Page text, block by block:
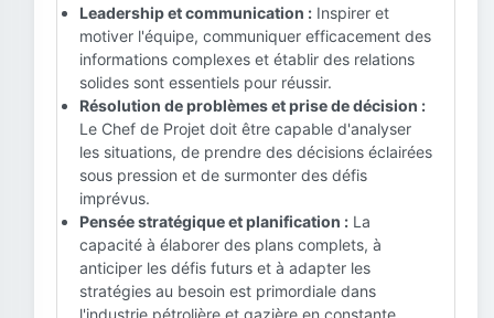
Leadership et communication : Inspirer et
motiver l'équipe, communiquer efficacement des
informations complexes et établir des relations
solides sont essentiels pour réussir.
Résolution de problèmes et prise de décision :
Le Chef de Projet doit être capable d'analyser
les situations, de prendre des décisions éclairées
sous pression et de surmonter des défis
imprévus.
Pensée stratégique et planification : La
capacité à élaborer des plans complets, à
anticiper les défis futurs et à adapter les
stratégies au besoin est primordiale dans
l'industrie pétrolière et gazière en constante